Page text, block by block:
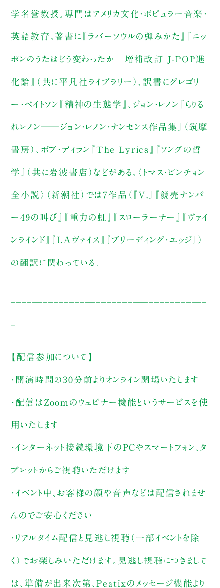
学名誉教授。専門はアメリカ文化・ポピュラー音楽・
英語教育。著書に『ラバーソウルの弾みかた』『ニッ
ポンのうたはどう変わったか 増補改訂 J-POP進
化論』（共に平凡社ライブラリー）、訳書にグレゴリ
ー・ベイトソン『精神の生態学』、ジョン・レノン『らりる
れレノン――ジョン・レノン・ナンセンス作品集』（筑摩
書房）、ボブ・ディラン『The Lyrics』『ソングの哲
学』（共に岩波書店）などがある。〈トマス・ピンチョン
全小説〉（新潮社）では7作品（『V.』『競売ナンバ
ー49の叫び』『重力の虹』『スローラーナー』『ヴァイ
ンラインド』『LAヴァイス』『ブリーディング・エッジ』）
の翻訳に関わっている。
【配信参加について】
・開演時間の30分前よりオンライン開場いたします
・配信はZoomのウェビナー機能というサービスを使
用いたします
・インターネット接続環境下のPCやスマートフォン、タ
ブレットからご視聴いただけます
・イベント中、お客様の顔や音声などは配信されませ
んのでご安心ください
・リアルタイム配信と見逃し視聴（一部イベントを除
く）でお楽しみいただけます。見逃し視聴につきまして
は、準備が出来次第、Peatixのメッセージ機能より